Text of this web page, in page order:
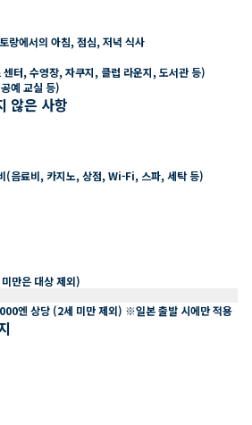
랑에서의 아침, 점심, 저녁 식사
터, 수영장, 자쿠지, 클럽 라운지, 도서관 등)
예 교실 등)
않은 사항
(음료비, 카지노, 상점, Wi-Fi, 스파, 세탁 등)
만은 대상 제외)
엔 상당 (2세 미만 제외) ※일본 출발 시에만 적용